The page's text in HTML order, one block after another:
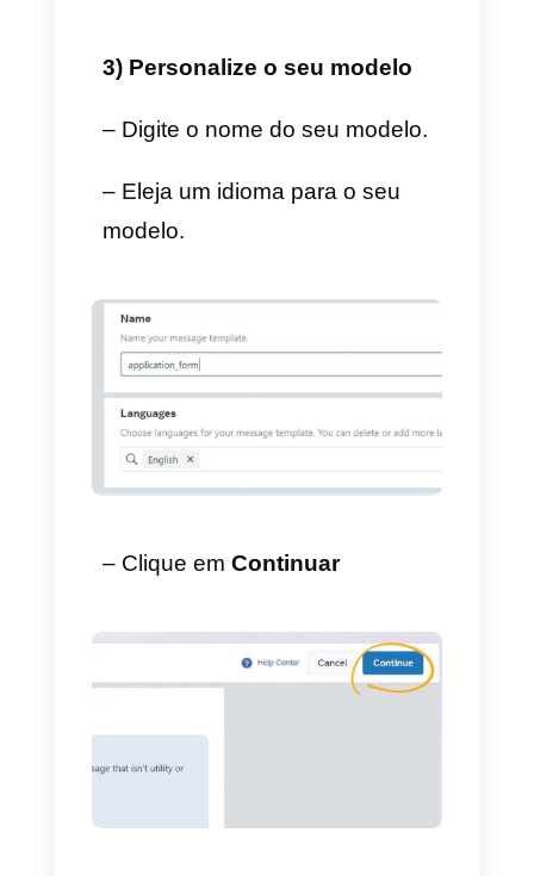
– Selecione Criar modelo.
2) Eleja Formulário como
Formulário.